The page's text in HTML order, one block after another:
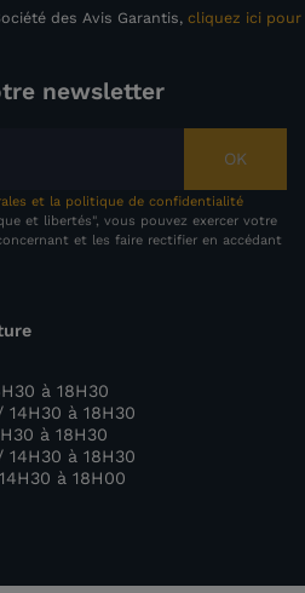
des Avis Garantis, cliquez ici pour
newsletter
OK
et la politique de confidentialité
et libertés", vous pouvez exercer votre
et les faire rectifier en accédant
à 18H30
à 18H30
à 18H30
à 18H30
à 18H00